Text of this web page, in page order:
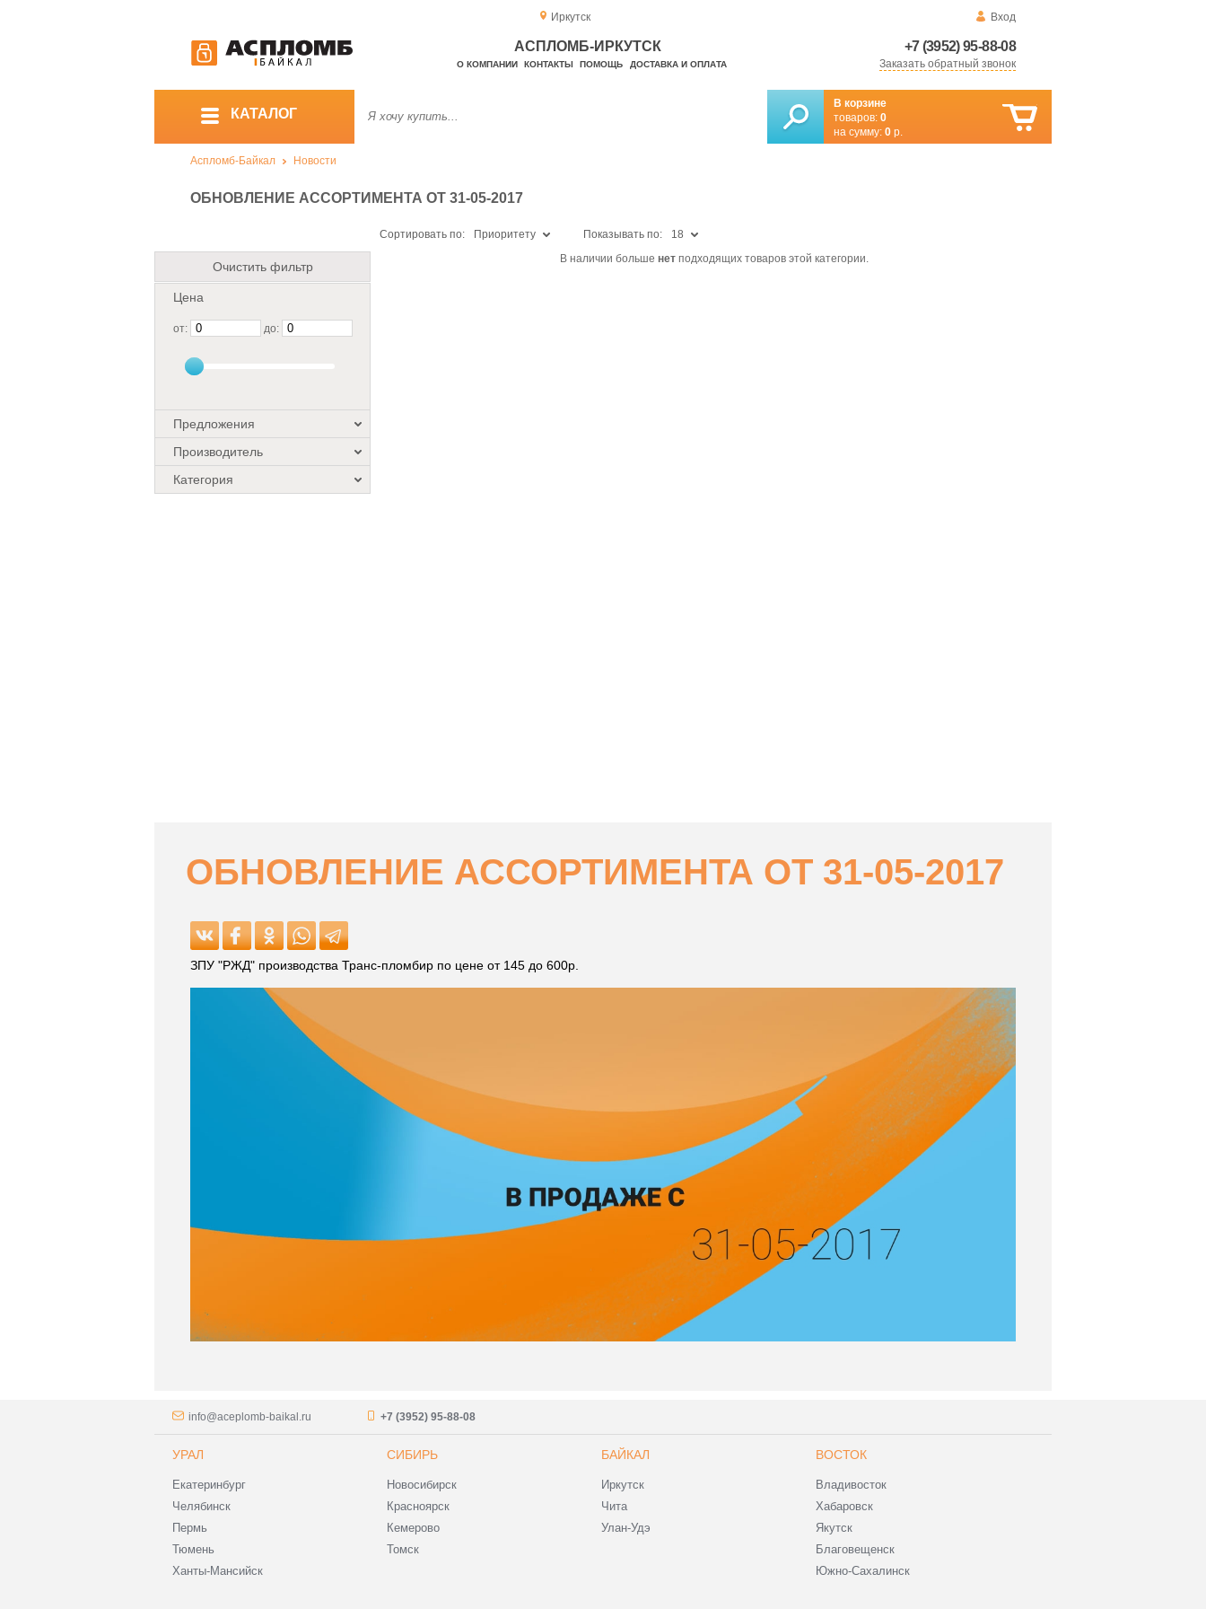
Иркутск Вход
+7 (3952) 95-88-08
Заказать обратный звонок
АСПЛОМБ-ИРКУТСК
О КОМПАНИИ КОНТАКТЫ ПОМОЩЬ ДОСТАВКА И ОПЛАТА
КАТАЛОГ
В корзине
товаров: 0
на сумму: 0 р.
Аспломб-Байкал Новости
ОБНОВЛЕНИЕ АССОРТИМЕНТА ОТ 31-05-2017
Очистить фильтр
Цена
от: до:
Предложения
Производитель
Категория
Сортировать по: Приоритету Показывать по:
18
В наличии больше нетподходящих товаров этой категории.
ОБНОВЛЕНИЕ АССОРТИМЕНТА ОТ 31-05-2017
ЗПУ "РЖД" производства Транс-пломбир по цене от 145 до 600р.
info@aceplomb-baikal.ru +7 (3952) 95-88-08
УРАЛ
Екатеринбург
Челябинск
Пермь
Тюмень
Ханты-Мансийск
СИБИРЬ
Новосибирск
Красноярск
Кемерово
Томск
БАЙКАЛ
Иркутск
Чита
Улан-Удэ
ВОСТОК
Владивосток
Хабаровск
Якутск
Благовещенск
Южно-Сахалинск